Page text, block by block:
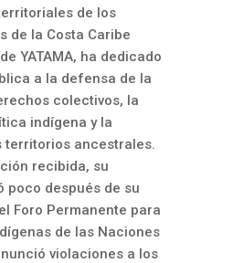
de los
de la Costa Caribe
YATAMA, ha dedicado
a la defensa de la
colectivos, la
indígena y la
territorios ancestrales.
recibida, su
poco después de su
Foro Permanente para
de las Naciones
violaciones a los